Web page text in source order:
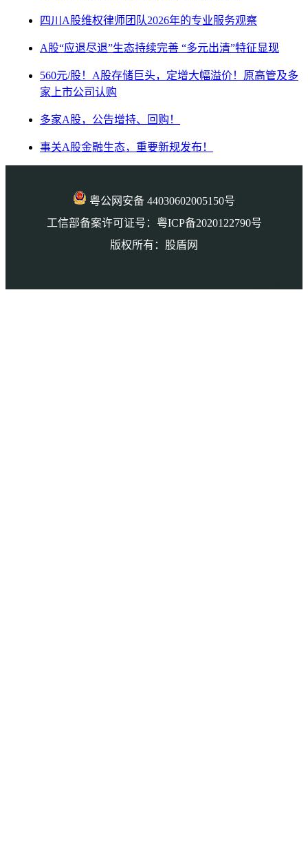
四川A股维权律师团队2026年的专业服务观察
A股“应退尽退”生态持续完善 “多元出清”特征显现
560元/股！A股存储巨头，定增大幅溢价！原高管及多
家上市公司认购
多家A股，公告增持、回购！
事关A股金融生态，重要新规发布！
粤公网安备 44030602005150号
工信部备案许可证号：粤ICP备2020122790号
版权所有：股盾网